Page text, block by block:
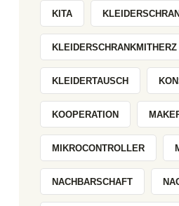
KITA
KLEIDERSCHRANKMITHERZ
KLEIDERTAUSCH
KOOPERATION
MIKROCONTROLLER
NACHBARSCHAFT